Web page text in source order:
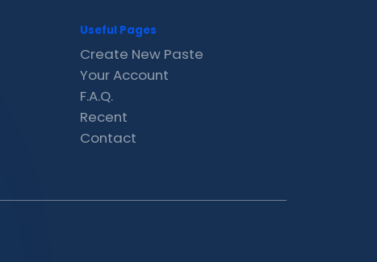
Useful Pages
Create New Paste
Your Account
F.A.Q.
Recent
Contact